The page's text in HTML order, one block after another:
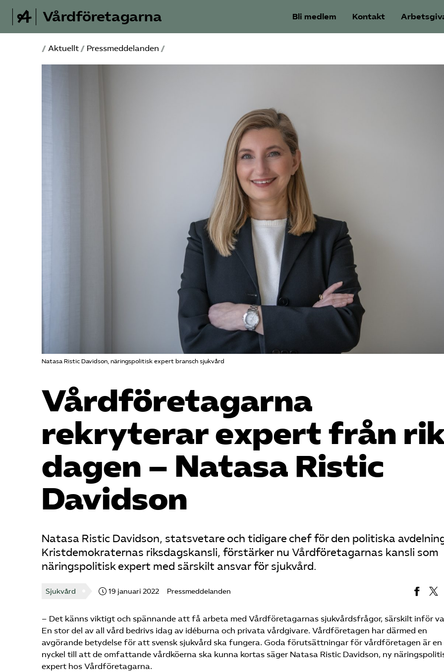
Vårdföretagarna Bli medlem Kontakt
/ Aktuellt / Pressmeddelanden /
Natasa Ristic Davidson, näringspolitisk expert bransch sjukvård
Vård­företagarna
rekryterar expert från
dagen – Natasa Ristic
Davidson
Natasa Ristic Davidson, statsvetare och tidigare chef för den politiska
Kristdemokraternas riksdagskansli, förstärker nu Vårdföretagarnas kansli som
näringspolitisk expert med särskilt ansvar för sjukvård.
Sjukvård 19 januari 2022 Pressmeddelanden
– Det känns viktigt och spännande att få arbeta med Vårdföretagarnas sjukvårdsfrågor, särskilt inför
En stor del av all vård bedrivs idag av idéburna och privata vårdgivare. Vårdföretagen har därmed en
avgörande betydelse för att svensk sjukvård ska fungera. Goda förutsättningar för vårdföretagen är en
nyckel till att de omfattande vårdköerna ska kunna kortas säger Natasa Ristic Davidson, ny
expert hos Vårdföretagarna.